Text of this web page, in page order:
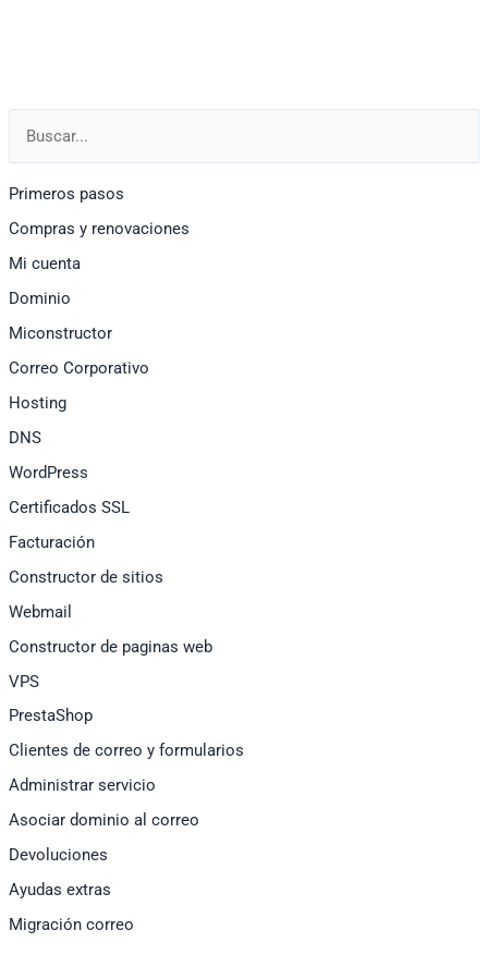
Primeros pasos
Compras y renovaciones
Mi cuenta
Dominio
Miconstructor
Correo Corporativo
Hosting
DNS
WordPress
Certificados SSL
Facturación
Constructor de sitios
Webmail
Constructor de paginas web
VPS
PrestaShop
Clientes de correo y formularios
Administrar servicio
Asociar dominio al correo
Devoluciones
Ayudas extras
Migración correo